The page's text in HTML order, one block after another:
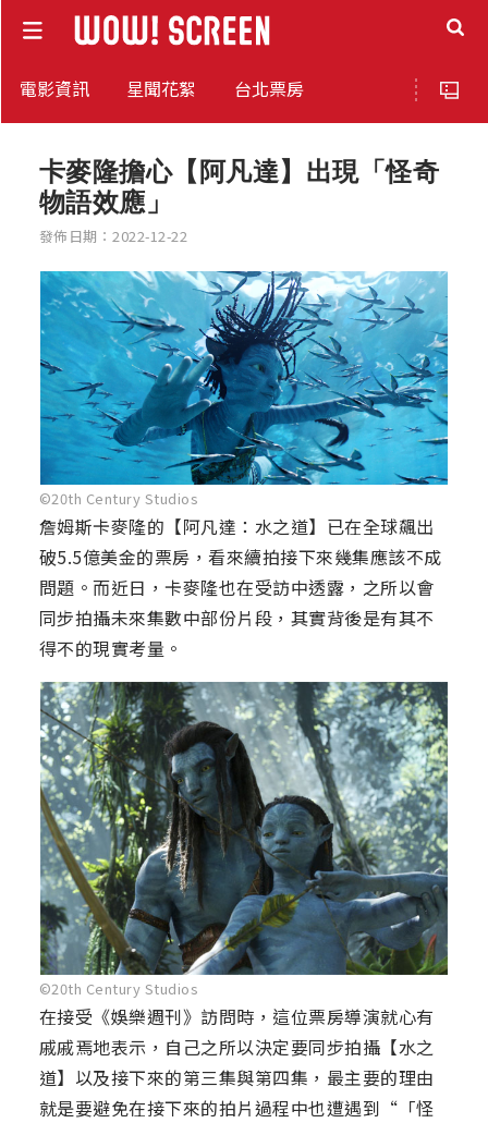
電影資訊 星聞花絮 台北票房
卡麥隆擔心【阿凡達】出現「怪奇
物語效應」
發佈日期：2022-12-22
©20th Century Studios
詹姆斯卡麥隆的【阿凡達：水之道】已在全球飆出
破5.5億美金的票房，看來續拍接下來幾集應該不成
問題。而近日，卡麥隆也在受訪中透露，之所以會
同步拍攝未來集數中部份片段，其實背後是有其不
得不的現實考量。
©20th Century Studios
在接受《娛樂週刊》訪問時，這位票房導演就心有
戚戚焉地表示，自己之所以決定要同步拍攝【水之
道】以及接下來的第三集與第四集，最主要的理由
就是要避免在接下來的拍片過程中也遭遇到“「怪